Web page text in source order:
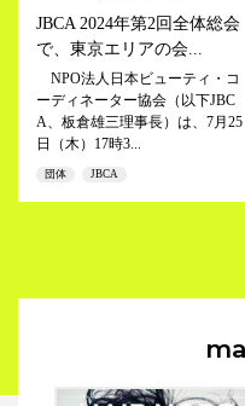
JBCA 2024年第2回全体総会
で、東京エリアの会...
NPO法人日本ビューティ・コ
ーディネーター協会（以下JBC
A、板倉雄三理事長）は、7月25
日（木）17時3...
団体 JBCA